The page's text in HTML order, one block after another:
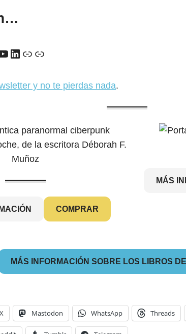
LinkedIn
Enlace
Enlace
y no te pierdas nada.
COMPRAR
MÁS
MÁS INFORMACIÓN SOBRE LOS LIBROS
X Mastodon WhatsApp Threads